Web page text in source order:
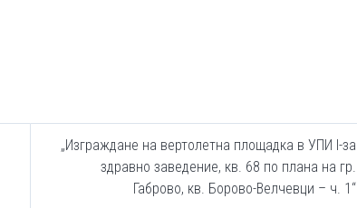
„Изграждане на вертолетна площадка в УПИ I-за
здравно заведение, кв. 68 по плана на гр.
Габрово, кв. Борово-Велчевци – ч. 1“